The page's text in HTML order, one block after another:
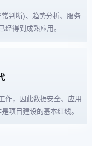
判断)、趋势分析、服务
经得到成熟应用。
作，因此数据安全、应用
项目建设的基本红线。